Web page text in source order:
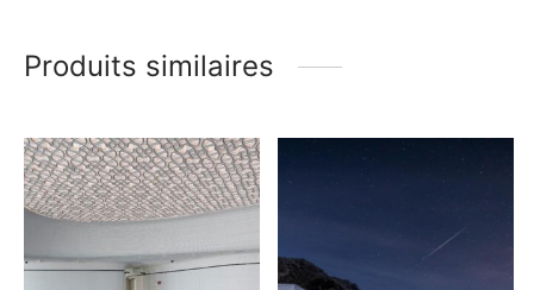
Produits similaires